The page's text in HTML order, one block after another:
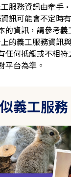
服務資訊由牽手
訊可能會不定時
的資訊，請參考義
的義工服務資訊
任何抵觸或不相
平台為準。
義工服務